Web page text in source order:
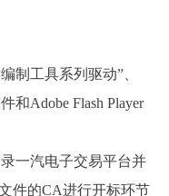
制工具系列驱动”、
和Adobe Flash Player
一汽电子交易平台并
件的CA进行开标环节